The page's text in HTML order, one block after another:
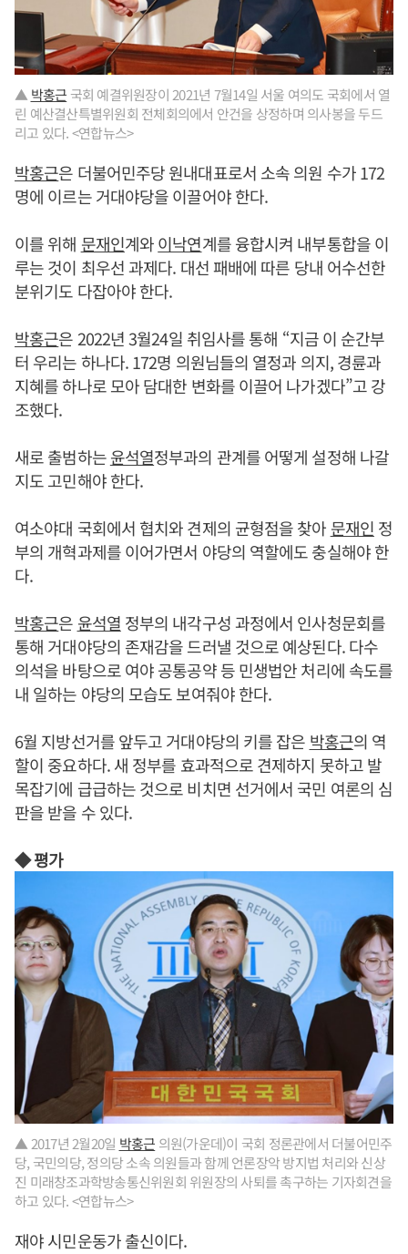
▲박홍근 국회 예결위원장이 2021년 7월14일 서울 여의도 국회에서 열
린 예산결산특별위원회 전체회의에서 안건을 상정하며 의사봉을 두드
리고 있다. <연합뉴스>
박홍근은 더불어민주당 원내대표로서 소속 의원 수가 172
명에 이르는 거대야당을 이끌어야 한다.
이를 위해 문재인계와이낙연계를 융합시켜 내부통합을 이
루는 것이 최우선 과제다. 대선 패배에 따른 당내 어수선한
분위기도 다잡아야 한다.
박홍근은 2022년 3월24일 취임사를 통해 “지금 이 순간부
터 우리는 하나다. 172명 의원님들의 열정과 의지, 경륜과
지혜를 하나로 모아 담대한 변화를 이끌어 나가겠다”고 강
조했다.
새로 출범하는윤석열정부과의 관계를 어떻게 설정해 나갈
지도 고민해야 한다.
여소야대 국회에서 협치와 견제의 균형점을 찾아 문재인 정
부의 개혁과제를 이어가면서 야당의 역할에도 충실해야 한
다.
박홍근은 윤석열 정부의 내각구성 과정에서 인사청문회를
통해 거대야당의 존재감을 드러낼 것으로 예상된다. 다수
의석을 바탕으로 여야 공통공약 등 민생법안 처리에 속도를
내 일하는 야당의 모습도 보여줘야 한다.
6월 지방선거를 앞두고 거대야당의 키를 잡은 박홍근의 역
할이 중요하다. 새 정부를 효과적으로 견제하지 못하고 발
목잡기에 급급하는 것으로 비치면 선거에서 국민 여론의 심
판을 받을 수 있다.
◆ 평가
▲ 2017년 2월20일 박홍근 의원(가운데)이 국회 정론관에서 더불어민주
당, 국민의당, 정의당 소속 의원들과 함께 언론장악 방지법 처리와 신상
진 미래창조과학방송통신위원회 위원장의 사퇴를 촉구하는 기자회견을
하고 있다. <연합뉴스>
재야 시민운동가 출신이다.